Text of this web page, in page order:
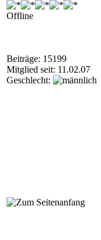
Offline
Beiträge: 15199
Mitglied seit: 11.02.07
Geschlecht: